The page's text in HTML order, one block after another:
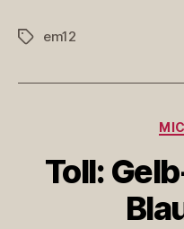
Schlagwörter
em12
Toll: